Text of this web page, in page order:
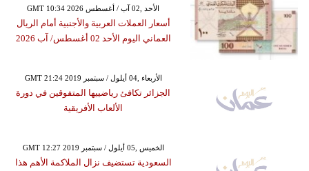
GMT 10:34 2026 الأحد ,02 آب / أغسطس
أسعار العملات العربية والأجنبية أمام الريال
العماني اليوم الأحد 02 أغسطس/ آب 2026
GMT 21:24 2019 الأربعاء ,04 أيلول / سبتمبر
الجزائر تكافئ رياضييها المتفوقين في دورة
الألعاب الأفريقية
GMT 12:27 2019 الخميس ,05 أيلول / سبتمبر
السعودية تستضيف نزال الملاكمة الأهم هذا